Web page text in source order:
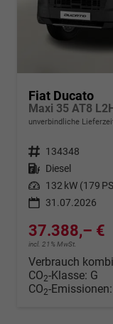
Fiat Ducato
Maxi 35 AT8
unverbindliche
Fahrzeugnr. 134348
Kraftstoff Diesel
Leistung 132 kW (179
31.07.2026
37.388,– €
incl. 21% MwSt.
Verbrauch
CO2-Klasse: G
CO2-Emissionen: